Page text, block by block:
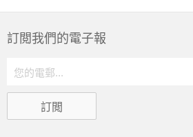
訂閲我們的電子報